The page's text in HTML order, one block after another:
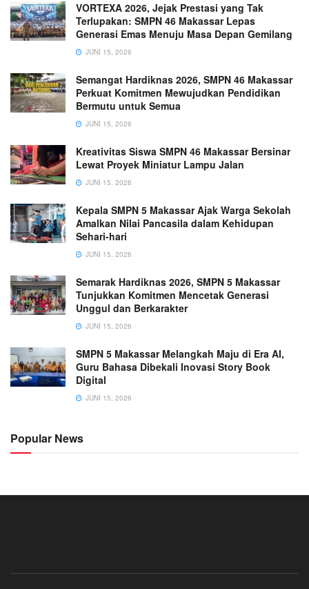
VORTEXA 2026, Jejak Prestasi yang Tak
Terlupakan: SMPN 46 Makassar Lepas
Generasi Emas Menuju Masa Depan Gemilang
JUNI 15, 2026
Semangat Hardiknas 2026, SMPN 46 Makassar
Perkuat Komitmen Mewujudkan Pendidikan
Bermutu untuk Semua
JUNI 15, 2026
Kreativitas Siswa SMPN 46 Makassar Bersinar
Lewat Proyek Miniatur Lampu Jalan
JUNI 15, 2026
Kepala SMPN 5 Makassar Ajak Warga Sekolah
Amalkan Nilai Pancasila dalam Kehidupan
Sehari-hari
JUNI 15, 2026
Semarak Hardiknas 2026, SMPN 5 Makassar
Tunjukkan Komitmen Mencetak Generasi
Unggul dan Berkarakter
JUNI 15, 2026
SMPN 5 Makassar Melangkah Maju di Era AI,
Guru Bahasa Dibekali Inovasi Story Book
Digital
JUNI 15, 2026
Popular News